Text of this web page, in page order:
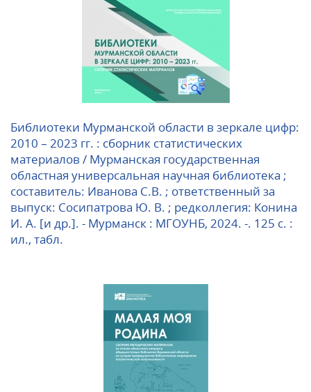
Библиотеки Мурманской области в зеркале цифр:
2010 – 2023 гг. : сборник статистических
материалов / Мурманская государственная
областная универсальная научная библиотека ;
составитель: Иванова С.В. ; ответственный за
выпуск: Сосипатрова Ю. В. ; редколлегия: Конина
И. А. [и др.]. - Мурманск : МГОУНБ, 2024. -. 125 с. :
ил., табл.